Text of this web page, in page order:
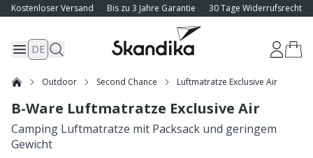
Kostenloser Versand Bis zu 3 Jahre Garantie 30 Tage Widerrufsrecht
DE
Outdoor Second Chance Luftmatratze Exclusive Air
B-Ware Luftmatratze Exclusive Air
Camping Luftmatratze mit Packsack und geringem
Gewicht